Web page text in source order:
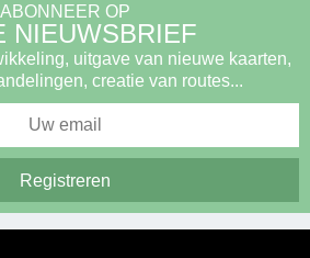
ABONNEER OP
NIEUWSBRIEF
uitgave van nieuwe kaarten,
creatie van routes...